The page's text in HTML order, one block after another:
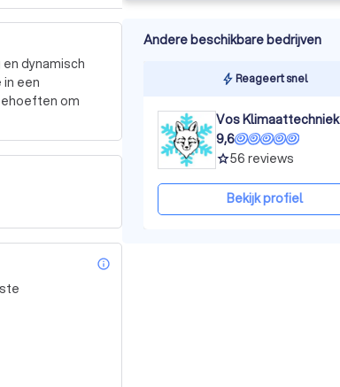
dynamisch
een
om
is van de
service te
voldoen.
en
installatieteam
of bedrijf.
info_outline
Andere beschikbare bedrijven
Reageert snel
Vos Klimaattechniek
9,6
grade56 reviews
Bekijk profiel